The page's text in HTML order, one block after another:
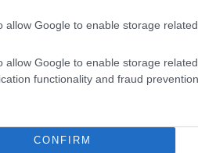
allow Google to enable storage
allow Google to enable storage
functionality and fraud
CONFIRM
vezérigazgatója, David
platformjaink
állami és
az általunk